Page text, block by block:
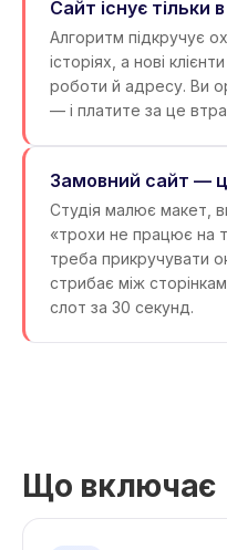
Сайт існує тільки
Алгоритм підкручує
історіях, а нові
роботи й адресу. Ви
— і платите за це
Замовний сайт —
Студія малює макет,
«трохи не працює на
треба прикручувати
стрибає між
слот за 30 секунд.
Що включає